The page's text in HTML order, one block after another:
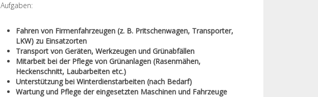
Aufgaben:
Fahren von Firmenfahrzeugen (z. B. Pritschenwagen, Transporter,
LKW) zu Einsatzorten
Transport von Geräten, Werkzeugen und Grünabfällen
Mitarbeit bei der Pflege von Grünanlagen (Rasenmähen,
Heckenschnitt, Laubarbeiten etc.)
Unterstützung bei Winterdienstarbeiten (nach Bedarf)
Wartung und Pflege der eingesetzten Maschinen und Fahrzeuge